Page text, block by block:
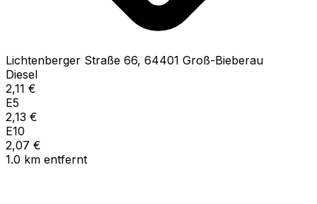
Lichtenberger Straße 66, 64401 Groß-Bieberau
Diesel
2,11 €
E5
2,13 €
E10
2,07 €
1.0 km entfernt